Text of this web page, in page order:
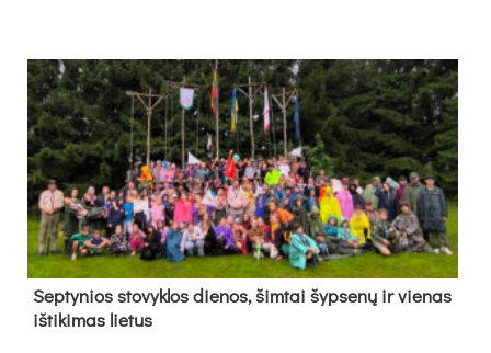
Sep­ty­nios sto­vyk­los die­nos, šim­tai šyp­se­nų ir vie­nas
iš­ti­ki­mas lie­tus